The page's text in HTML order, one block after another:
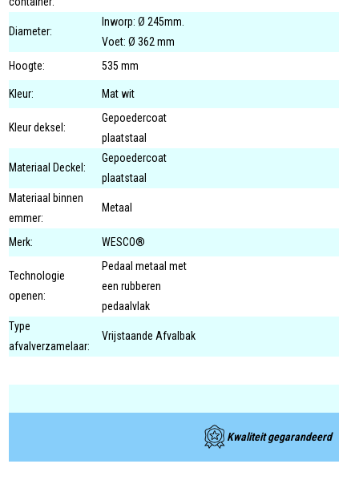
Diameter:
Inworp: Ø 245mm.
Voet: Ø 362 mm
Hoogte:
535 mm
Kleur: Mat wit
Kleur deksel:
Gepoedercoat
plaatstaal
Materiaal Deckel:
Gepoedercoat
plaatstaal
Materiaal binnen
emmer:
Metaal
Merk: WESCO®
Technologie
openen:
Pedaal metaal met
een rubberen
pedaalvlak
Type
afvalverzamelaar:
Vrijstaande Afvalbak
Kwaliteit gegarandeerd